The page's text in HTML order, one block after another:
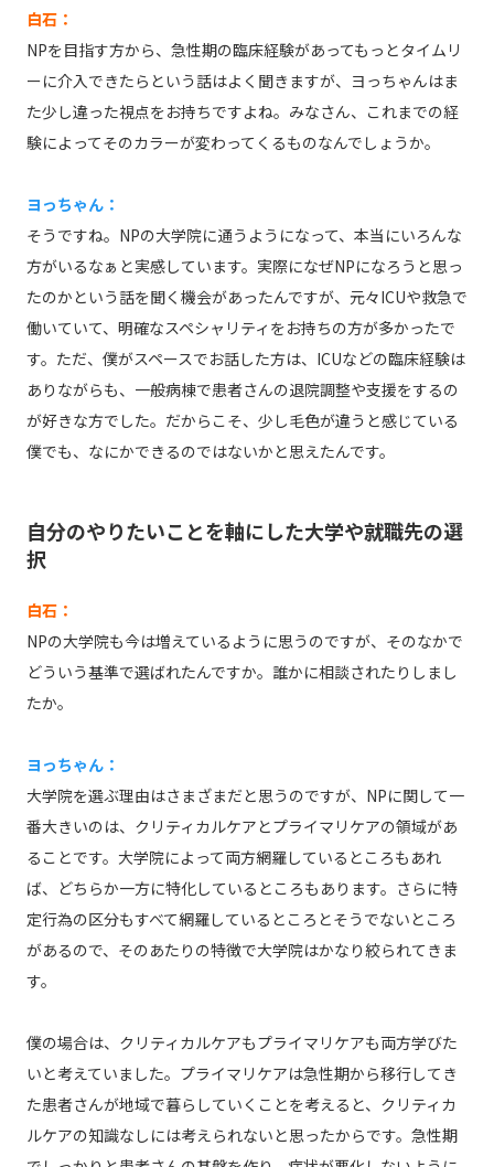
白石：
NPを目指す方から、急性期の臨床経験があってもっとタイムリ
ーに介入できたらという話はよく聞きますが、ヨっちゃんはま
た少し違った視点をお持ちですよね。みなさん、これまでの経
験によってそのカラーが変わってくるものなんでしょうか。
ヨっちゃん：
そうですね。NPの大学院に通うようになって、本当にいろんな
方がいるなぁと実感しています。実際になぜNPになろうと思っ
たのかという話を聞く機会があったんですが、元々ICUや救急で
働いていて、明確なスペシャリティをお持ちの方が多かったで
す。ただ、僕がスペースでお話した方は、ICUなどの臨床経験は
ありながらも、一般病棟で患者さんの退院調整や支援をするの
が好きな方でした。だからこそ、少し毛色が違うと感じている
僕でも、なにかできるのではないかと思えたんです。
自分のやりたいことを軸にした大学や就職先の選
択
白石：
NPの大学院も今は増えているように思うのですが、そのなかで
どういう基準で選ばれたんですか。誰かに相談されたりしまし
たか。
ヨっちゃん：
大学院を選ぶ理由はさまざまだと思うのですが、NPに関して一
番大きいのは、クリティカルケアとプライマリケアの領域があ
ることです。大学院によって両方網羅しているところもあれ
ば、どちらか一方に特化しているところもあります。さらに特
定行為の区分もすべて網羅しているところとそうでないところ
があるので、そのあたりの特徴で大学院はかなり絞られてきま
す。
僕の場合は、クリティカルケアもプライマリケアも両方学びた
いと考えていました。プライマリケアは急性期から移行してき
た患者さんが地域で暮らしていくことを考えると、クリティカ
ルケアの知識なしには考えられないと思ったからです。急性期